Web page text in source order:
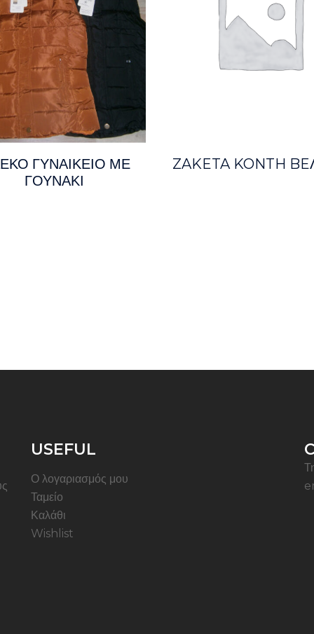
ΓΥΝΑΙΚΕΙΟ ΜΕ
ΓΟΥΝΑΚΙ
ZAKETA KONTH
USEFUL
Ο λογαριασμός μου
Ταμείο
Καλάθι
Wishlist